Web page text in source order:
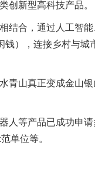
新型高科技产品。
合，通过人工智
），连接乡村与
山真正变成金山
人等产品已成功申
单位等。